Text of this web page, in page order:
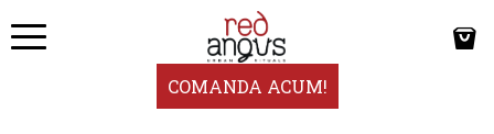
COMANDA ACUM!